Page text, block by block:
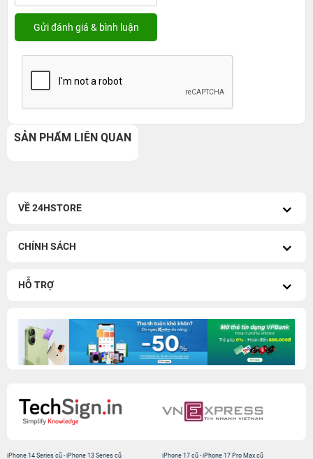
SẢN PHẨM LIÊN QUAN
VỀ 24HSTORE
CHÍNH SÁCH
HỖ TRỢ
iPhone 14 Series cũ -iPhone 13 Series cũ
iPhone 17 cũ-iPhone 17 Pro Max cũ